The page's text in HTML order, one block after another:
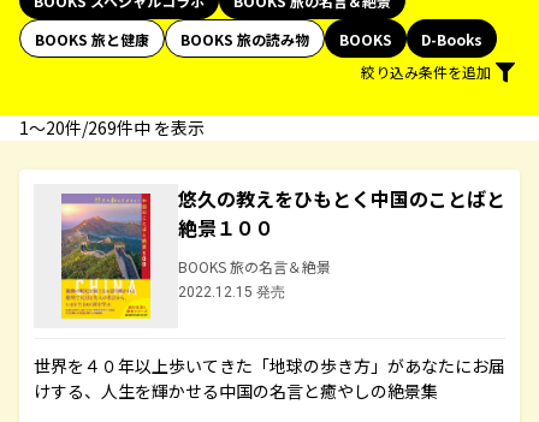
BOOKS 旅と健康
BOOKS 旅の読み物 BOOKS
D-Books
絞り込み条件を追加
1〜20件/269件中 を表示
悠久の教えをひもとく中国のことばと
絶景１００
BOOKS 旅の名言＆絶景
2022.12.15 発売
世界を４０年以上歩いてきた「地球の歩き方」があなたにお届
けする、人生を輝かせる中国の名言と癒やしの絶景集